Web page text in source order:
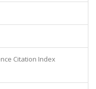
Citation Index